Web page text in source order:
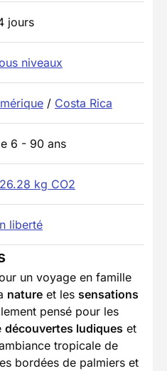
jours
niveaux
/ Costa Rica
6 - 90 ans
kg CO2
liberté
un voyage en famille
nature et les sensations
pensé pour les
découvertes ludiques et
tropicale de
bordées de palmiers et